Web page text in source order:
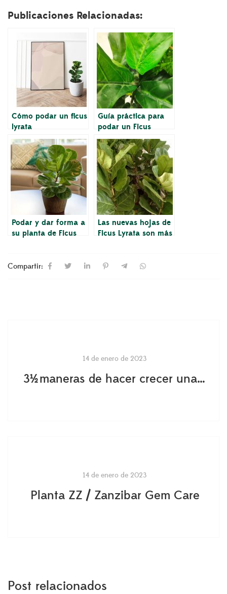
Publicaciones Relacionadas:
Cómo podar un ficus
lyrata
Guía práctica para
podar un Ficus
Lyrata
Podar y dar forma a
su planta de Ficus
saludable
Las nuevas hojas de
Ficus Lyrata son más
Compartir:
14 de enero de 2023
3½ maneras de hacer crecer una Ficus Lyrata más alta
14 de enero de 2023
Planta ZZ / Zanzibar Gem Care
Post relacionados